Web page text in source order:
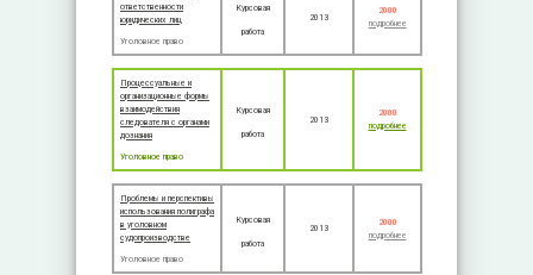
ответственности
юридических лиц
Уголовное право
Курсовая
работа
2013
2000
подробнее
Процессуальные и
организационные формы
взаимодействия
следователя с органами
дознания
Уголовное право
Курсовая
работа
2013
2000
подробнее
Проблемы и перспективы
использования полиграфа
в уголовном
судопроизводстве
Уголовное право
Курсовая
работа
2013
2000
подробнее